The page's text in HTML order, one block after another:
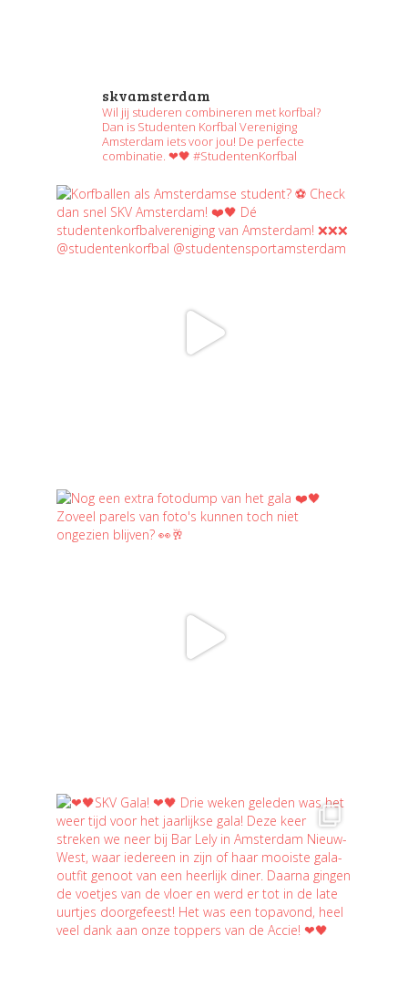
skvamsterdam
Wil jij studeren combineren met korfbal?
Dan is Studenten Korfbal Vereniging
Amsterdam iets voor jou! De perfecte
combinatie. ❤🖤 #StudentenKorfbal